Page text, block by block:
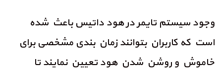
وجود سیستم تایمر در هود داتیس باعث شده
است که کاربران بتوانند زمان بندی مشخصی برای
خاموش و روشن شدن هود تعیین نمایند تا